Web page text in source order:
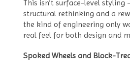
This isn’t surface-level styling
structural rethinking and a
the kind of engineering only
real feel for both design and
Spoked Wheels and Block-